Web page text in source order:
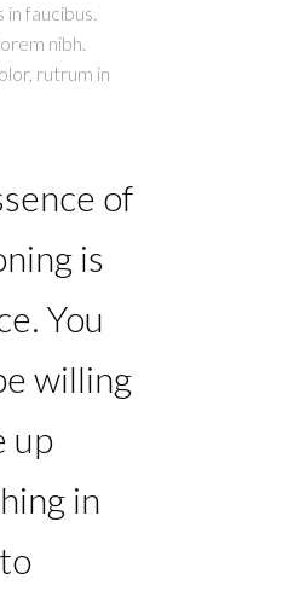
in faucibus.
nibh.
rutrum in
of
is
You
willing
up
in